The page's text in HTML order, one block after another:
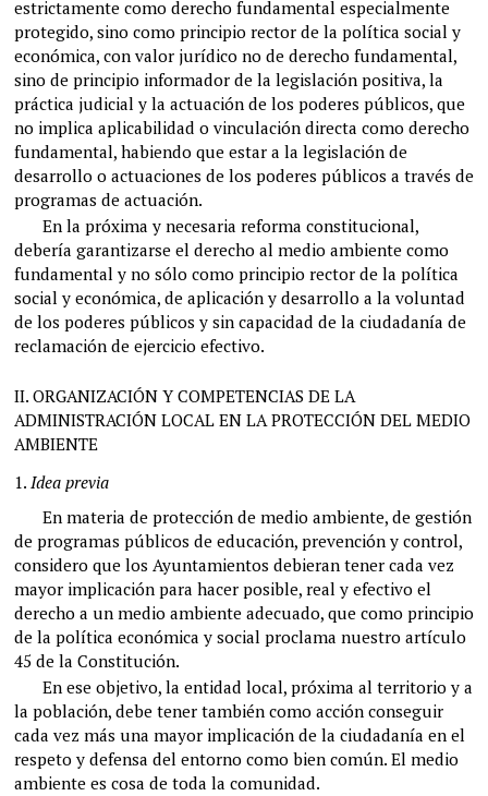
estrictamente como derecho fundamental especialmente
protegido, sino como principio rector de la política social y
económica, con valor jurídico no de derecho fundamental,
sino de principio informador de la legislación positiva, la
práctica judicial y la actuación de los poderes públicos, que
no implica aplicabilidad o vinculación directa como derecho
fundamental, habiendo que estar a la legislación de
desarrollo o actuaciones de los poderes públicos a través de
programas de actuación.
En la próxima y necesaria reforma constitucional,
debería garantizarse el derecho al medio ambiente como
fundamental y no sólo como principio rector de la política
social y económica, de aplicación y desarrollo a la voluntad
de los poderes públicos y sin capacidad de la ciudadanía de
reclamación de ejercicio efectivo.
II. ORGANIZACIÓN Y COMPETENCIAS DE LA
ADMINISTRACIÓN LOCAL EN LA PROTECCIÓN DEL MEDIO
AMBIENTE
1. Idea previa
En materia de protección de medio ambiente, de gestión
de programas públicos de educación, prevención y control,
considero que los Ayuntamientos debieran tener cada vez
mayor implicación para hacer posible, real y efectivo el
derecho a un medio ambiente adecuado, que como principio
de la política económica y social proclama nuestro artículo
45 de la Constitución.
En ese objetivo, la entidad local, próxima al territorio y a
la población, debe tener también como acción conseguir
cada vez más una mayor implicación de la ciudadanía en el
respeto y defensa del entorno como bien común. El medio
ambiente es cosa de toda la comunidad.